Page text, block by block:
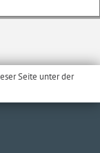
Seite unter der